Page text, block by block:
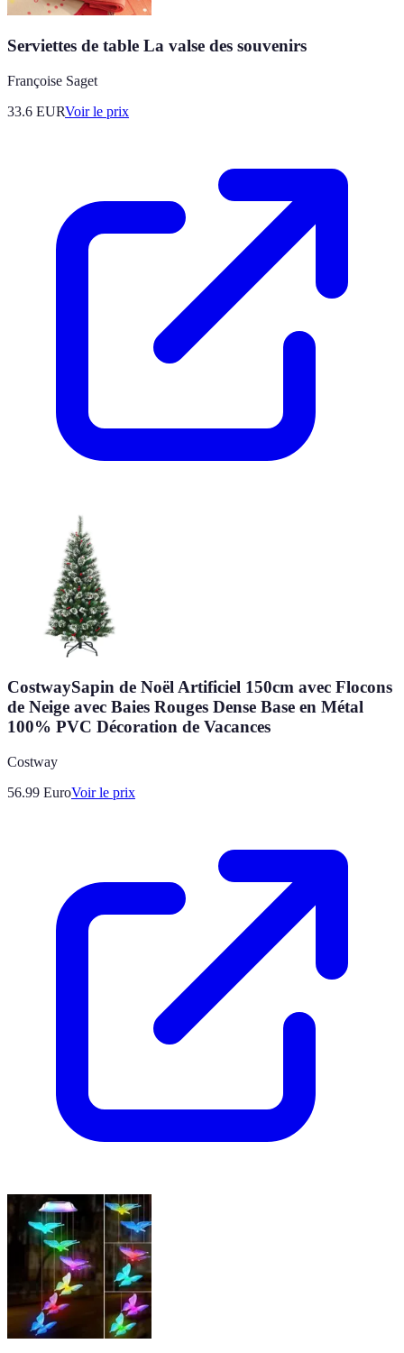
Serviettes de table La valse des souvenirs
Françoise Saget
33.6 EURVoir le prix
CostwaySapin de Noël Artificiel 150cm avec Flocons
de Neige avec Baies Rouges Dense Base en Métal
100% PVC Décoration de Vacances
Costway
56.99 EuroVoir le prix